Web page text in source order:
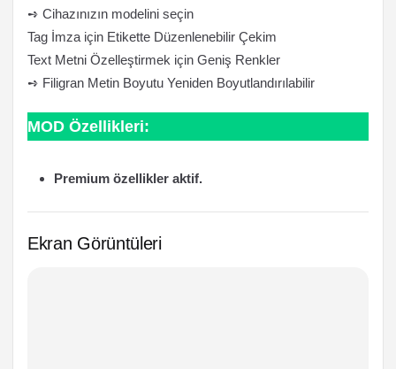
➺ Cihazınızın modelini seçin
Tag İmza için Etikette Düzenlenebilir Çekim
Text Metni Özelleştirmek için Geniş Renkler
➺ Filigran Metin Boyutu Yeniden Boyutlandırılabilir
MOD Özellikleri:
Premium özellikler aktif.
Ekran Görüntüleri